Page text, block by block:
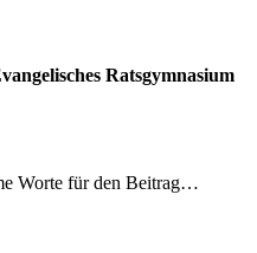
Ratsgymnasium
Worte für den Beitrag…